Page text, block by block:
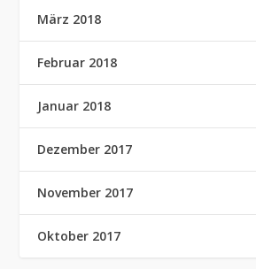
März 2018
Februar 2018
Januar 2018
Dezember 2017
November 2017
Oktober 2017